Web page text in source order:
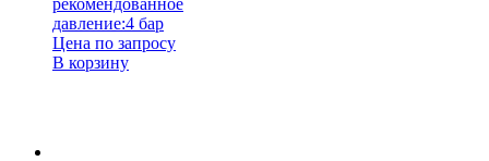
рекомендованное
давление:4 бар
Цена по запросу
В корзину